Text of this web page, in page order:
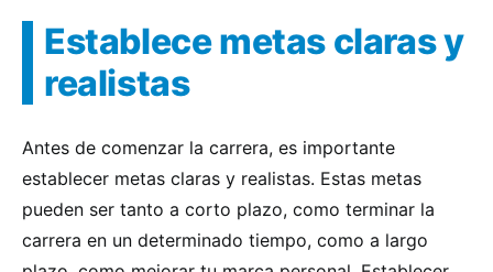
Establece metas claras y
realistas
Antes de comenzar la carrera, es importante
establecer metas claras y realistas. Estas metas
pueden ser tanto a corto plazo, como terminar la
carrera en un determinado tiempo, como a largo